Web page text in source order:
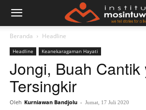
Beranda Headline
Headline Keanekaragaman Hayati
Jongi, Buah Cantik
Tersingkir
Oleh Kurniawan Bandjolu - Jumat, 17 Juli 2020